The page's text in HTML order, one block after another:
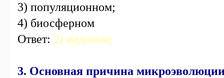
3) популяционном;
4) биосферном
Ответ: 2) видовом;
3. Основная причина